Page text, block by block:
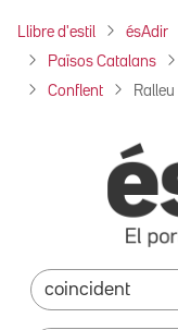
Llibre d'estil ésAdir
Països Catalans
Conflent Ralleu